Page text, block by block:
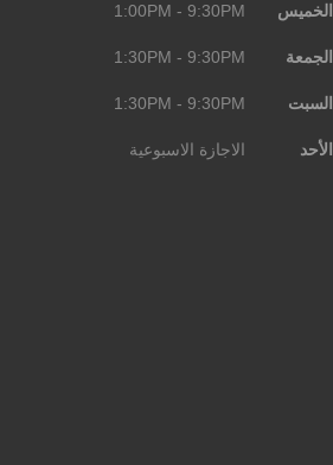
1:00PM - 9:30PM الخميس
1:30PM - 9:30PM الجمعة
1:30PM - 9:30PM السبت
الاجازة الاسبوعية الأحد